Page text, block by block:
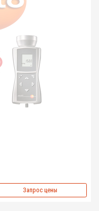
Запрос цены